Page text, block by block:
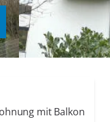
mit Balkon